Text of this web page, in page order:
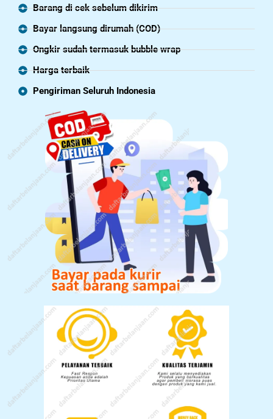
Barang di cek sebelum dikirim
Bayar langsung dirumah (COD)
Ongkir sudah termasuk bubble wrap
Harga terbaik
Pengiriman Seluruh Indonesia